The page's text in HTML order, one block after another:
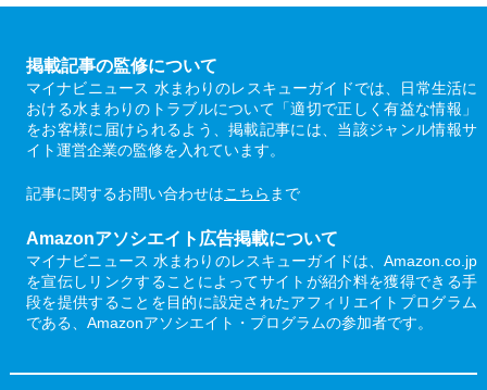
掲載記事の監修について
マイナビニュース 水まわりのレスキューガイドでは、日常生活に
おける水まわりのトラブルについて「適切で正しく有益な情報」
をお客様に届けられるよう、掲載記事には、当該ジャンル情報サ
イト運営企業の監修を入れています。
記事に関するお問い合わせはこちら まで
Amazonアソシエイト広告掲載について
マイナビニュース 水まわりのレスキューガイドは、Amazon.co.jp
を宣伝しリンクすることによってサイトが紹介料を獲得できる手
段を提供することを目的に設定されたアフィリエイトプログラム
である、Amazonアソシエイト・プログラムの参加者です。